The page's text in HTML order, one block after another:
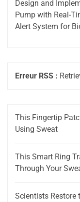
Design and
Pump with Real-
Alert System for
Erreur RSS :
This Fingertip
Using Sweat
This Smart Ring
Through Your
Scientists Restore